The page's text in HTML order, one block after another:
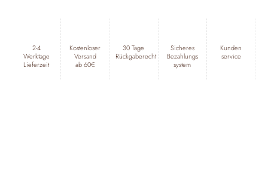
2-4
Werktage
Lieferzeit
Kostenloser
Versand
ab 60€
30 Tage
Rückgaberecht
Sicheres
Bezahlungs
system
Kunden
service